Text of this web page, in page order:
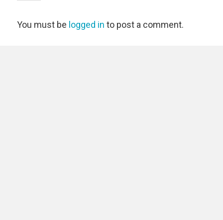
You must be logged in to post a comment.